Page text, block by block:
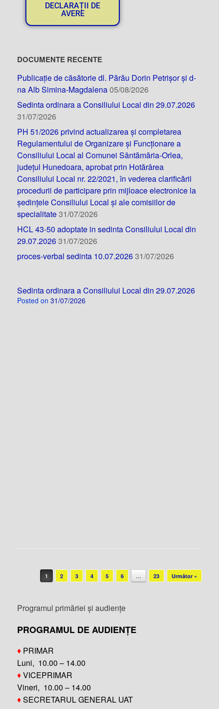
DECLARAȚII DE
AVERE
DOCUMENTE RECENTE
Publicație de căsătorie dl. Părău Dorin Petrișor și d-
na Alb Simina-Magdalena05/08/2026
Sedinta ordinara a Consiliului Local din 29.07.2026
31/07/2026
PH 51/2026 privind actualizarea și completarea
Regulamentului de Organizare și Funcționare a
Consiliului Local al Comunei Sântămăria-Orlea,
județul Hunedoara, aprobat prin Hotărârea
Consiliului Local nr. 22/2021, în vederea clarificării
procedurii de participare prin mijloace electronice la
ședințele Consiliului Local și ale comisiilor de
specialitate31/07/2026
HCL 43-50 adoptate in sedinta Consiliului Local din
29.07.202631/07/2026
proces-verbal sedinta 10.07.202631/07/2026
Sedinta ordinara a Consiliului Local din 29.07.2026
Posted on 31/07/2026
Post navigation
1 2 3 4 5 6 … 23 Următor »
Programul primăriei și audiențe
PROGRAMUL DE AUDIENȚE
♦ PRIMAR
Luni, 10.00 – 14.00
♦VICEPRIMAR
Vineri, 10.00 – 14.00
♦SECRETARUL GENERAL UAT